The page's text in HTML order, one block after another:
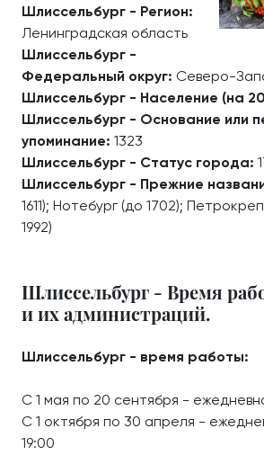
Шлиссельбург - Регион:
Ленинградская область
Шлиссельбург -
Федеральный округ: Северо-
Шлиссельбург - Население (на
Шлиссельбург - Основание или
упоминание: 1323
Шлиссельбург - Статус города:
Шлиссельбург - Прежние
1611); Нотебург (до 1702);
1992)
Шлиссельбург - Время
и их администраций.
Шлиссельбург - время работы:
С 1 мая по 20 сентября -
С 1 октября по 30 апреля -
19:00